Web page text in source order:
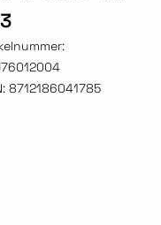
8712186041785